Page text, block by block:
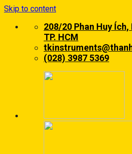
Skip to content
208/20 Phan Huy
TP. HCM
(028) 3987 5369